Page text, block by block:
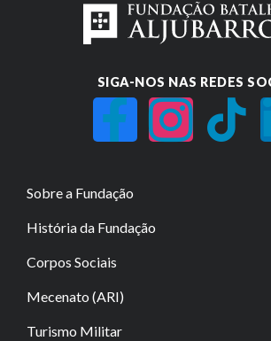
SIGA-NOS NAS REDES
Sobre a Fundação
História da Fundação
Corpos Sociais
Mecenato (ARI)
Turismo Militar